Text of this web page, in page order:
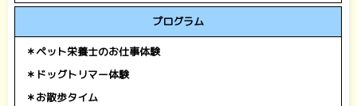
プログラム
＊ペット栄養士のお仕事体験
＊ドッグトリマー体験
＊お散歩タイム